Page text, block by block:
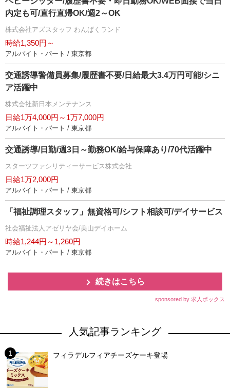
内定も可/直行直帰OK/週2～OK
株式会社アズスタッフ わんぱくランド
時給1,350円～
アルバイト・パート / 東京都
交通誘導警備員募集/履歴書不要/日給最大3.4万円可能/シニ
ア活躍中
株式会社新日本メンテナンス
日給1万4,000円～1万7,000円
アルバイト・パート / 東京都
交通誘導/日勤/週3日～勤務OK/給与保障あり/70代活躍中
スターツファシリティーサービス株式会社
日給1万2,000円
アルバイト・パート / 東京都
「福祉調理スタッフ」無資格可/シフト相談可/デイサービス
社会福祉法人アゼリヤ会/美山デイホーム
時給1,244円～1,260円
アルバイト・パート / 東京都
続きはこちら
sponsored by 求人ボックス
人気記事ランキング
フィラデルフィアチーズケーキ登場